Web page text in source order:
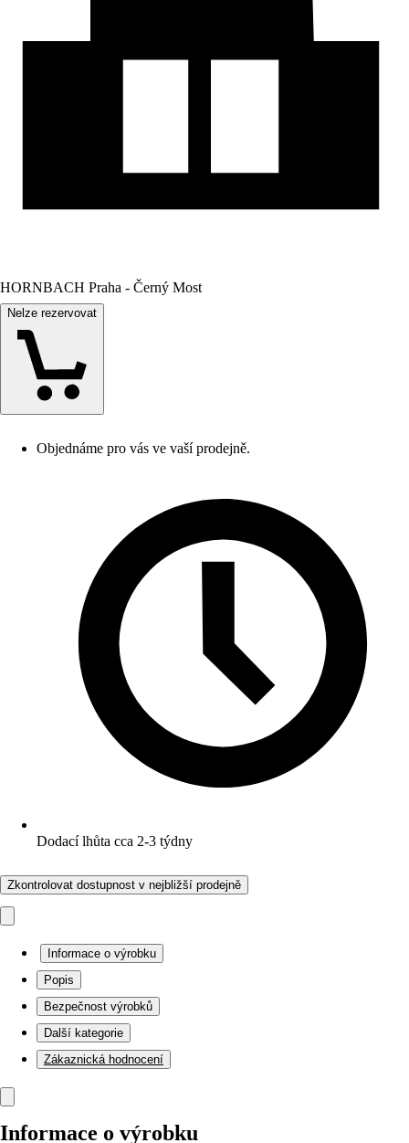
HORNBACH Praha - Černý Most
Nelze rezervovat
Objednáme pro vás ve vaší prodejně.
Dodací lhůta cca 2-3 týdny
Zkontrolovat dostupnost v nejbližší prodejně
Informace o výrobku
Popis
Bezpečnost výrobků
Další kategorie
Zákaznická hodnocení
Informace o výrobku